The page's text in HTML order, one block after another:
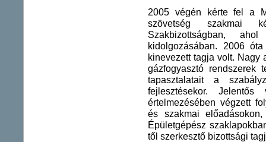
2005 végén kérte fel a
szövetség szakmai
Szakbizottságban,
kidolgozásában. 2006
kinevezett tagja volt. Nagy
gázfogyasztó rendszerek
tapasztalatait a
fejlesztésekor.
értelmezésében végzett
és szakmai
Épületgépész
től szerkesztő bizottsági